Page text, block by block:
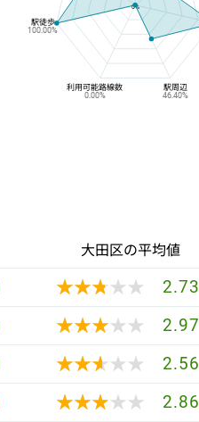
0%
駅徒歩
100.00%
利用可能路線数
0.00%
駅周辺
46.40%
大田区の平均値
★★★★★
★★★★★ 2.73
★★★★★
★★★★★ 2.97
★★★★★
★★★★★ 2.56
★★★★★
★★★★★ 2.86